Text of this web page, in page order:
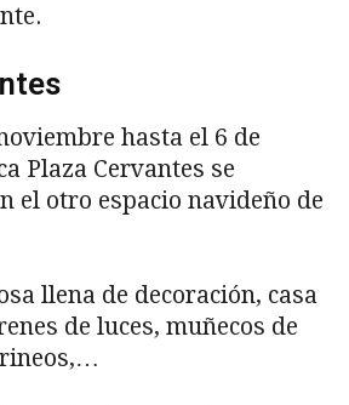
hasta el 6 de
Plaza Cervantes se
el otro espacio navideño de
llena de decoración, casa
de luces, muñecos de